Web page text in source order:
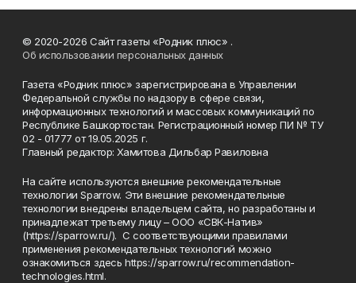
© 2020-2026 Сайт газеты «Родник плюс» .
Об использовании персональных данных
Газета «Родник плюс» зарегистрирована в Управлении
Федеральной службы по надзору в сфере связи,
информационных технологий и массовых коммуникаций по
Республике Башкортостан. Регистрационный номер ПИ № ТУ
02 - 01777 от 19.05.2025 г.
Главный редактор: Хамитова Дильбар Равиловна
На сайте используются внешние рекомендательные
технологии Sparrow. Эти внешние рекомендательные
технологии внедрены владельцем сайта, но разработаны и
принадлежат третьему лицу – ООО «СВК-Натив»
(https://sparrow.ru/). С соответствующими правилами
применения рекомендательных технологий можно
ознакомиться здесь https://sparrow.ru/recommendation-
technologies.html.